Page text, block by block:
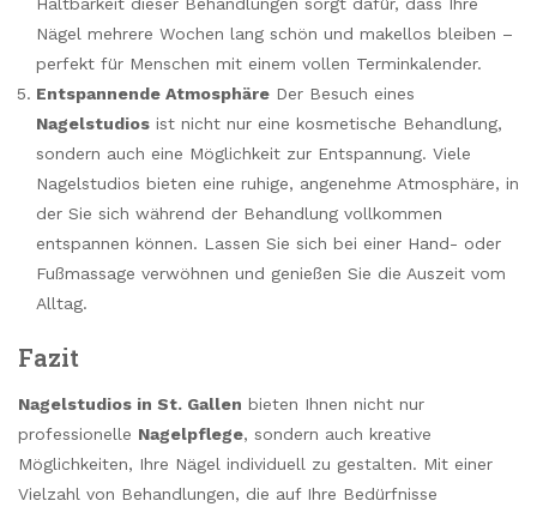
Nägel mehrere Wochen lang schön und makellos bleiben –
perfekt für Menschen mit einem vollen Terminkalender.
Entspannende Atmosphäre Der Besuch eines
Nagelstudios ist nicht nur eine kosmetische Behandlung,
sondern auch eine Möglichkeit zur Entspannung. Viele
Nagelstudios bieten eine ruhige, angenehme Atmosphäre, in
der Sie sich während der Behandlung vollkommen
entspannen können. Lassen Sie sich bei einer Hand- oder
Fußmassage verwöhnen und genießen Sie die Auszeit vom
Alltag.
Fazit
Nagelstudios in St. Gallen bieten Ihnen nicht nur
professionelle Nagelpflege, sondern auch kreative
Möglichkeiten, Ihre Nägel individuell zu gestalten. Mit einer
Vielzahl von Behandlungen, die auf Ihre Bedürfnisse